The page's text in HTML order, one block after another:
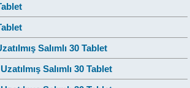
Salımlı 30 Tablet
Salımlı 30 Tablet